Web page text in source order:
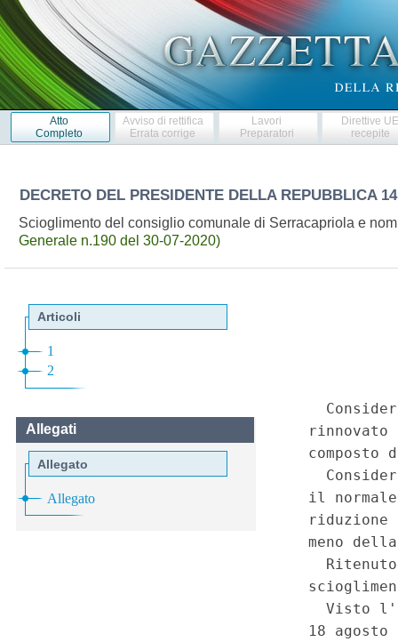
Atto
Completo
Avviso di rettifica
Errata corrige
Lavori
Preparatori
Direttive
recepite
DECRETO DEL PRESIDENTE DELLA REPUBBLICA
Scioglimento del consiglio comunale di Serracapriola e
Generale n.190 del 30-07-2020)